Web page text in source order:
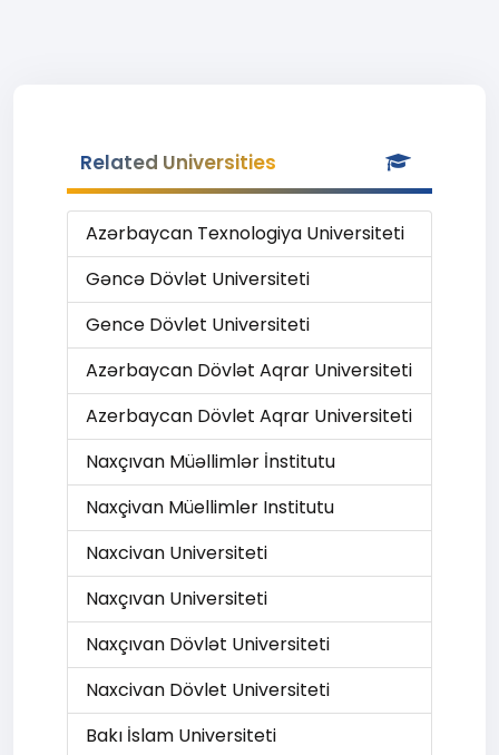
Related Universities
Azərbaycan Texnologiya Universiteti
Gəncə Dövlət Universiteti
Gence Dövlet Universiteti
Azərbaycan Dövlət Aqrar Universiteti
Azerbaycan Dövlet Aqrar Universiteti
Naxçıvan Müəllimlər İnstitutu
Naxçivan Müellimler Institutu
Naxcivan Universiteti
Naxçıvan Universiteti
Naxçıvan Dövlət Universiteti
Naxcivan Dövlet Universiteti
Bakı İslam Universiteti